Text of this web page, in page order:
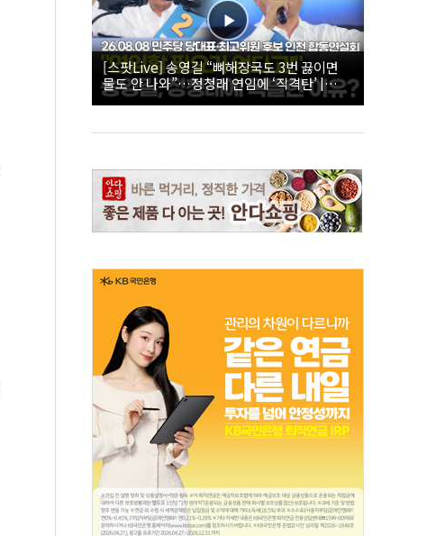
[스팟Live] 송영길 “뼈해장국도 3번 끓이면
물도 안 나와”…정청래 연임에 ‘직격탄’ |
26.08.08 더불어민주당 당대표·최고위원 후